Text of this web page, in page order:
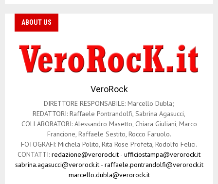
ABOUT US
VeroRock
DIRETTORE RESPONSABILE: Marcello Dubla;
REDATTORI: Raffaele Pontrandolfi, Sabrina Agasucci,
COLLABORATORI: Alessandro Masetto, Chiara Giuliani, Marco
Francione, Raffaele Sestito, Rocco Faruolo.
FOTOGRAFI: Michela Polito, Rita Rose Profeta, Rodolfo Felici.
CONTATTI: redazione@verorock.it - ufficiostampa@verorock.it
sabrina.agasucci@verorock.it- raffaele.pontrandolfi@verorock.it
marcello.dubla@verorock.it